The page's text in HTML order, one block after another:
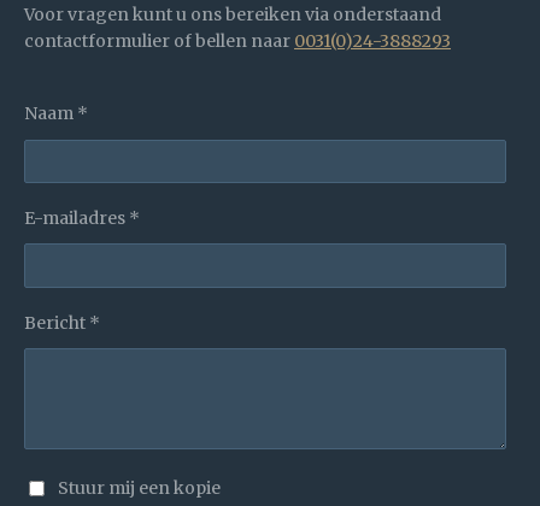
Voor vragen kunt u ons bereiken via onderstaand
contactformulier of bellen naar 0031(0)24-3888293
Naam *
E-mailadres *
Bericht *
Stuur mij een kopie